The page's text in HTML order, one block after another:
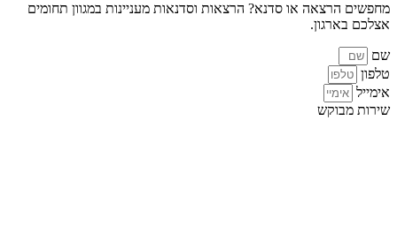
מחפשים הרצאה או סדנא? הרצאות וסדנאות מעניינות במגוון תחומים
אצלכם בארגון.
שם
טלפון
אימייל
שירות מבוקש